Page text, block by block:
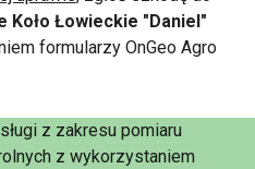
Koło Łowieckie "Daniel"
formularzy OnGeo Agro
z zakresu pomiaru
z wykorzystaniem